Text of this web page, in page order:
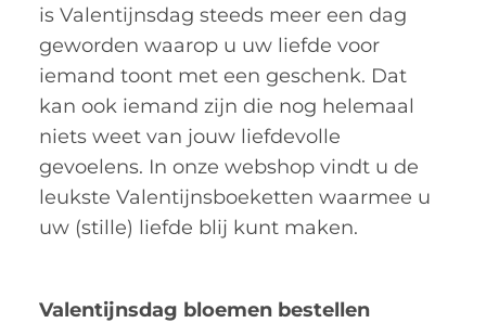
is Valentijnsdag steeds meer een dag
geworden waarop u uw liefde voor
iemand toont met een geschenk. Dat
kan ook iemand zijn die nog helemaal
niets weet van jouw liefdevolle
gevoelens. In onze webshop vindt u de
leukste Valentijnsboeketten waarmee u
uw (stille) liefde blij kunt maken.
Valentijnsdag bloemen bestellen